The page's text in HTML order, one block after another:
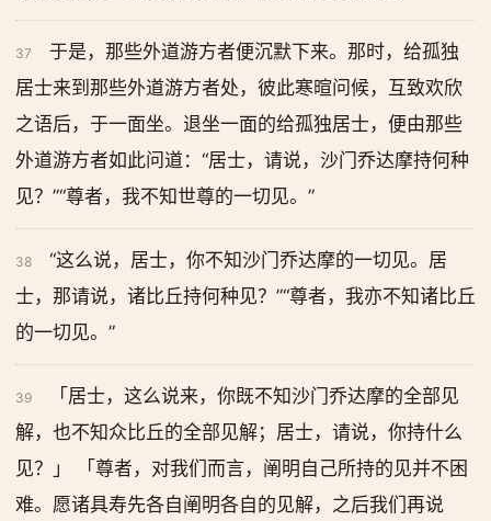
37
于是，那些外道游方者便沉默下来。那时，给孤独
居士来到那些外道游方者处，彼此寒暄问候，互致欢欣
之语后，于一面坐。退坐一面的给孤独居士，便由那些
外道游方者如此问道：“居士，请说，沙门乔达摩持何种
见？”“尊者，我不知世尊的一切见。”
38
“这么说，居士，你不知沙门乔达摩的一切见。居
士，那请说，诸比丘持何种见？”“尊者，我亦不知诸比丘
的一切见。”
39
「居士，这么说来，你既不知沙门乔达摩的全部见
解，也不知众比丘的全部见解；居士，请说，你持什么
见？」 「尊者，对我们而言，阐明自己所持的见并不困
难。愿诸具寿先各自阐明各自的见解，之后我们再说